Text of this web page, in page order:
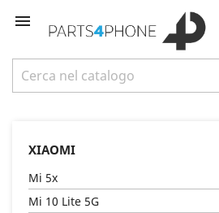

XIAOMI
Mi 5x
Mi 10 Lite 5G